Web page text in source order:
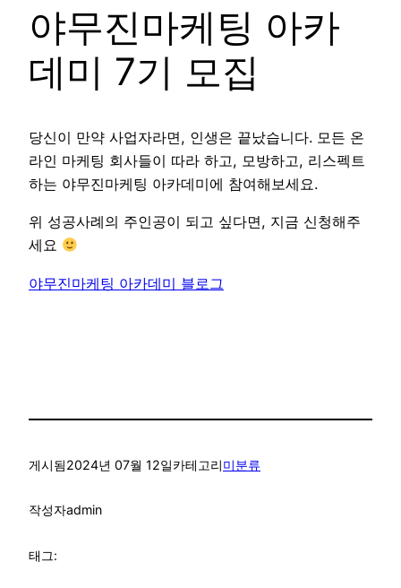
야무진마케팅 아카
데미 7기 모집
당신이 만약 사업자라면, 인생은 끝났습니다. 모든 온
라인 마케팅 회사들이 따라 하고, 모방하고, 리스펙트
하는 야무진마케팅 아카데미에 참여해보세요.
위 성공사례의 주인공이 되고 싶다면, 지금 신청해주
세요
야무진마케팅 아카데미 블로그
게시됨2024년 07월 12일카테고리미분류
작성자admin
태그: